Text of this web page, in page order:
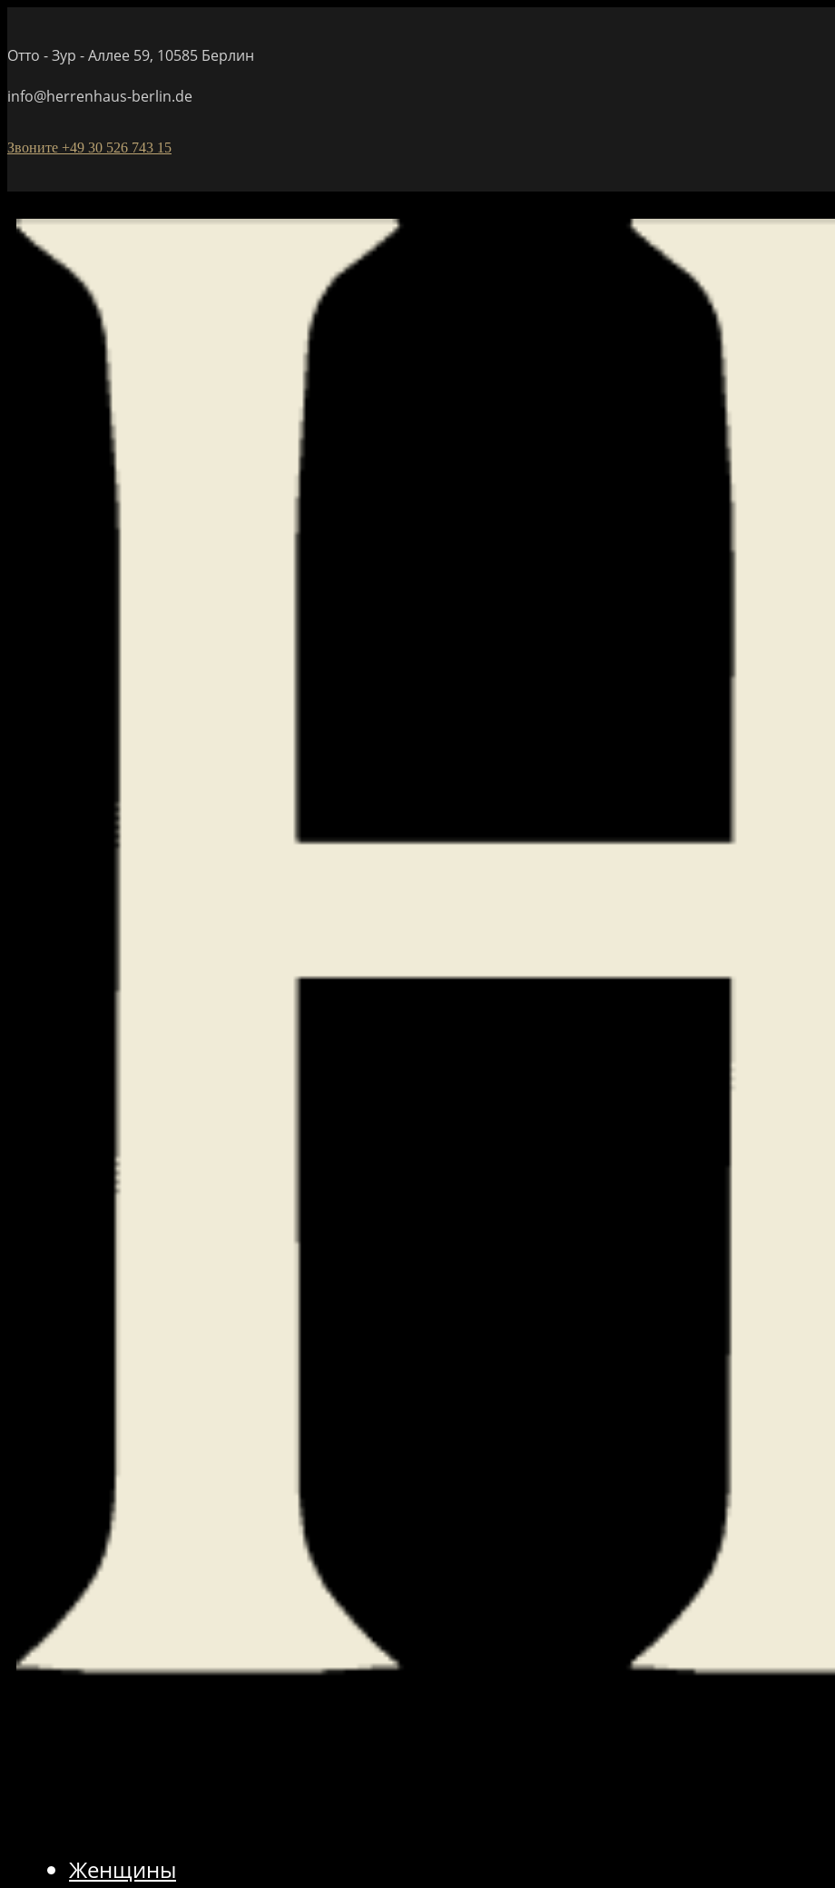
Отто - Зур - Аллее 59, 10585 Берлин
info@herrenhaus-berlin.de
Звоните +49 30 526 743 15
Женщины